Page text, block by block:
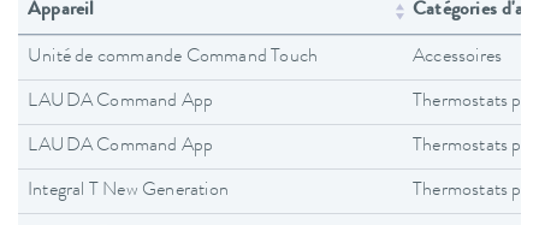
Appareil Catégories
Unité de commande Command Touch Accessoires
LAUDA Command App Thermostats
LAUDA Command App Thermostats
Integral T New Generation Thermostats